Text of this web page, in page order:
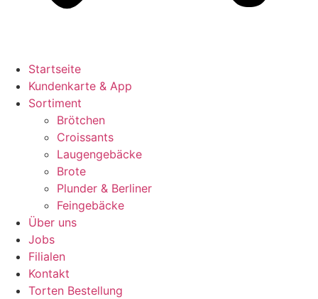
Startseite
Kundenkarte & App
Sortiment
Brötchen
Croissants
Laugengebäcke
Brote
Plunder & Berliner
Feingebäcke
Über uns
Jobs
Filialen
Kontakt
Torten Bestellung